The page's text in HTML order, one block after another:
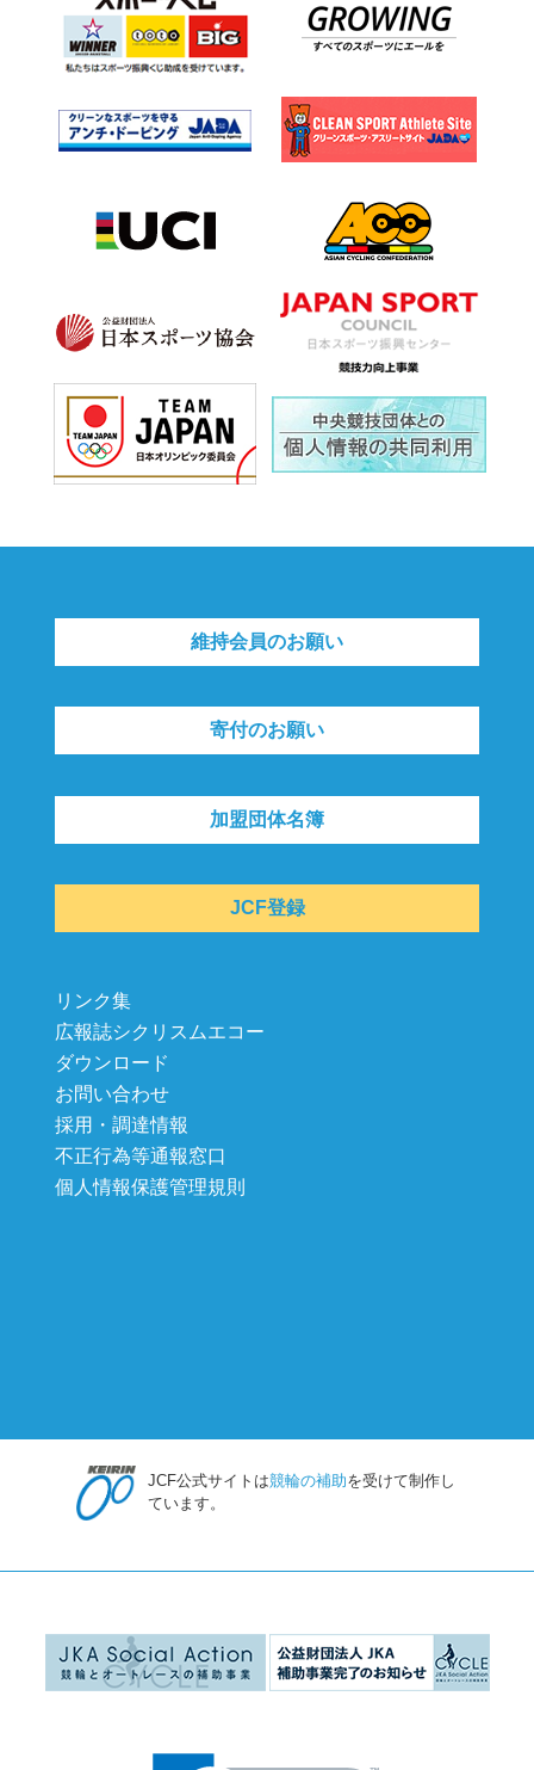
維持会員のお願い
寄付のお願い
加盟団体名簿
JCF登録
リンク集
広報誌シクリスムエコー
ダウンロード
お問い合わせ
採用・調達情報
不正行為等通報窓口
個人情報保護管理規則
JCF公式サイトは競輪の補助を受けて制作し
ています。